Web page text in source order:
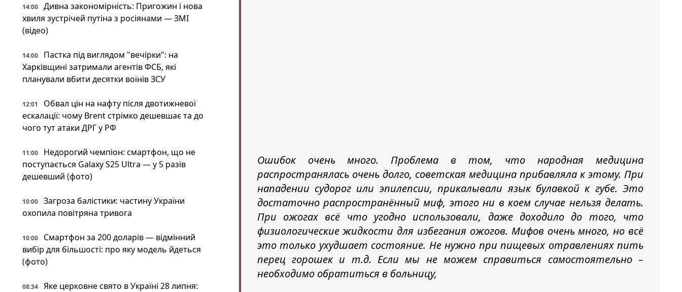
14:00
Дивна закономірність: Пригожин і нова
хвиля зустрічей путіна з росіянами — ЗМІ
(відео)
14:00
Пастка під виглядом "вечірки": на
Харківщині затримали агентів ФСБ, які
планували вбити десятки воїнів ЗСУ
12:01
Обвал цін на нафту після двотижневої
ескалації: чому Brent стрімко дешевшає та до
чого тут атаки ДРГ у РФ
11:00
Недорогий чемпіон: смартфон, що не
поступається Galaxy S25 Ultra — у 5 разів
дешевший (фото)
10:00
Загроза балістики: частину України
охопила повітряна тривога
10:00
Смартфон за 200 доларів — відмінний
вибір для більшості: про яку модель йдеться
(фото)
08:34
Яке церковне свято в Україні 28 липня:
Ошибок очень много. Проблема в том, что народная медицина
распространялась очень долго, советская медицина прибавляла к этому. При
нападении судорог или эпилепсии, прикалывали язык булавкой к губе. Это
достаточно распространённый миф, этого ни в коем случае нельзя делать.
При ожогах всё что угодно использовали, даже доходило до того, что
физиологические жидкости для избегания ожогов. Мифов очень много, но всё
это только ухудшает состояние. Не нужно при пищевых отравлениях пить
перец горошек и т.д. Если мы не можем справиться самостоятельно –
необходимо обратиться в больницу,